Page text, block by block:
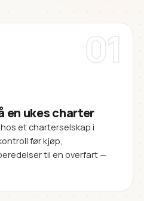
01
en ukes charter
et charterselskap i
før kjøp,
til en overfart —